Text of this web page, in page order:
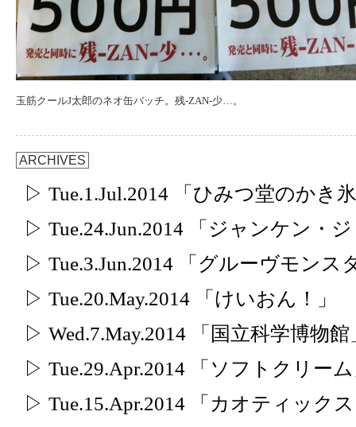
玉筋クールJ太郎のネオ缶バッチ。残-ZAN-少…。
ARCHIVES
▷ Tue.1.Jul.2014 「ひみつ堂のかき
▷ Tue.24.Jun.2014 「ジャンケン・
▷ Tue.3.Jun.2014 「グルーヴモンス
▷ Tue.20.May.2014 「けいおん！」
▷ Wed.7.May.2014 「国立科学博物館
▷ Tue.29.Apr.2014 「ソフトクリー
▷ Tue.15.Apr.2014 「カオティック